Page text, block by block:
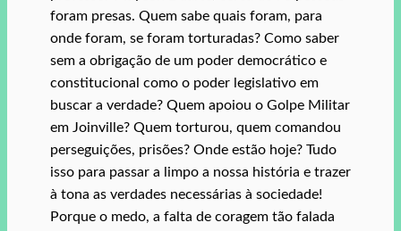
foram presas. Quem sabe quais foram, para
onde foram, se foram torturadas? Como saber
sem a obrigação de um poder democrático e
constitucional como o poder legislativo em
buscar a verdade? Quem apoiou o Golpe Militar
em Joinville? Quem torturou, quem comandou
perseguições, prisões? Onde estão hoje? Tudo
isso para passar a limpo a nossa história e trazer
à tona as verdades necessárias à sociedade!
Porque o medo, a falta de coragem tão falada